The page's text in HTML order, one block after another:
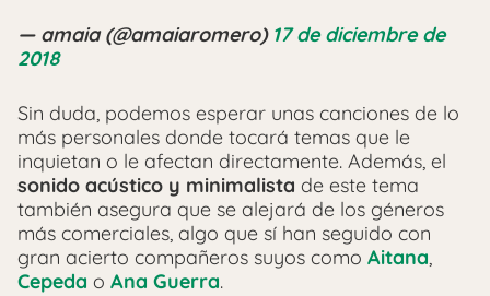
— amaia (@amaiaromero) 17 de diciembre de
2018
Sin duda, podemos esperar unas canciones de lo
más personales donde tocará temas que le
inquietan o le afectan directamente. Además, el
sonido acústico y minimalista de este tema
también asegura que se alejará de los géneros
más comerciales, algo que sí han seguido con
gran acierto compañeros suyos como Aitana,
Cepeda o Ana Guerra.